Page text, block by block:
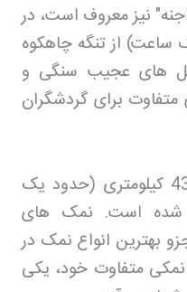
نیز معروف است، در
یک ساعت) از تنگه چاهکوه
های عجیب سنگی و
برای گردشگران
در فاصله 43 کیلومتری (حدود یک
شده است. نمک‌ های
بهترین انواع‌ نمک در
متفاوت خود، یکی